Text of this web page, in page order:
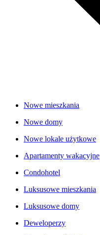
Nowe mieszkania
Nowe domy
Nowe lokale użytkowe
Apartamenty wakacyjne
Condohotel
Luksusowe mieszkania
Luksusowe domy
Deweloperzy